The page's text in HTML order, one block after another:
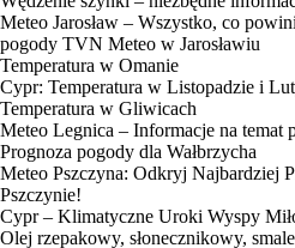
Meteo Jarosław – Wszystko, co
pogody TVN Meteo w Jarosławiu
Temperatura w Omanie
Cypr: Temperatura w Listopadzie i
Temperatura w Gliwicach
Meteo Legnica – Informacje na temat
Prognoza pogody dla Wałbrzycha
Meteo Pszczyna: Odkryj Najbardziej
Pszczynie!
Cypr – Klimatyczne Uroki Wyspy
Olej rzepakowy, słonecznikowy,